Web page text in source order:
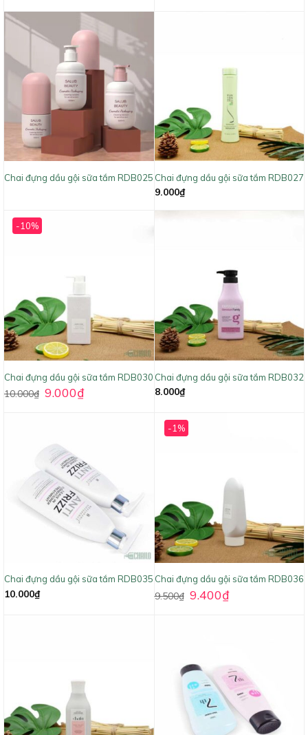
Chai đựng dầu gội sữa tắm RDB025 Chai đựng dầu gội sữa tắm RDB027
9.000₫
-10%
Chai đựng dầu gội sữa tắm RDB030
10.000₫ 9.000₫
Chai đựng dầu gội sữa tắm RDB032
8.000₫
Chai đựng dầu gội sữa tắm RDB035
10.000₫
-1%
Chai đựng dầu gội sữa tắm RDB036
9.500₫ 9.400₫